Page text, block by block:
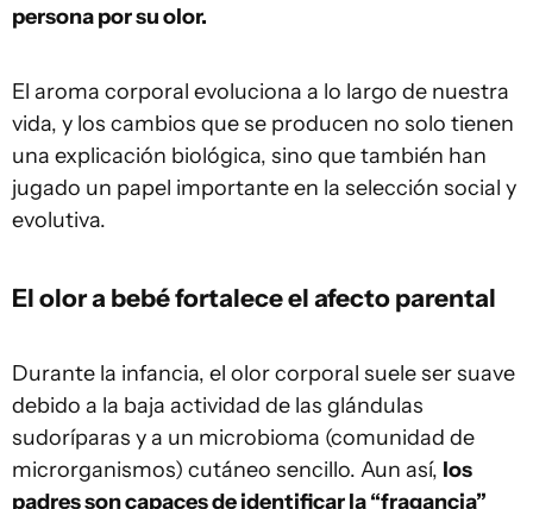
persona por su olor.
El aroma corporal evoluciona a lo largo de nuestra
vida, y los cambios que se producen no solo tienen
una explicación biológica, sino que también han
jugado un papel importante en la selección social y
evolutiva.
El olor a bebé fortalece el afecto parental
Durante la infancia, el olor corporal suele ser suave
debido a la baja actividad de las glándulas
sudoríparas y a un microbioma (comunidad de
microrganismos) cutáneo sencillo. Aun así, los
padres son capaces de identificar la “fragancia”